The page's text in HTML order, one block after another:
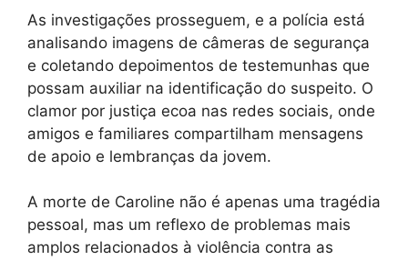
As investigações prosseguem, e a polícia está
analisando imagens de câmeras de segurança
e coletando depoimentos de testemunhas que
possam auxiliar na identificação do suspeito. O
clamor por justiça ecoa nas redes sociais, onde
amigos e familiares compartilham mensagens
de apoio e lembranças da jovem.
A morte de Caroline não é apenas uma tragédia
pessoal, mas um reflexo de problemas mais
amplos relacionados à violência contra as